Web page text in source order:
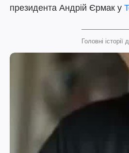
президента Андрій Єрмак у
Головні історії